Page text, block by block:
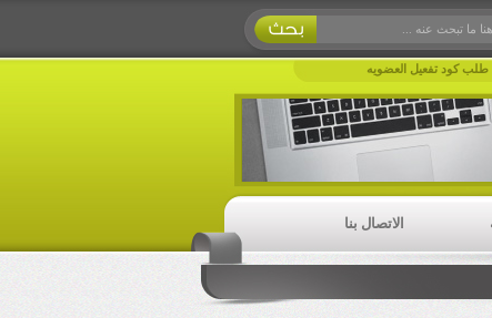
طلب كود تفعيل العضويه
الاتصال بنا